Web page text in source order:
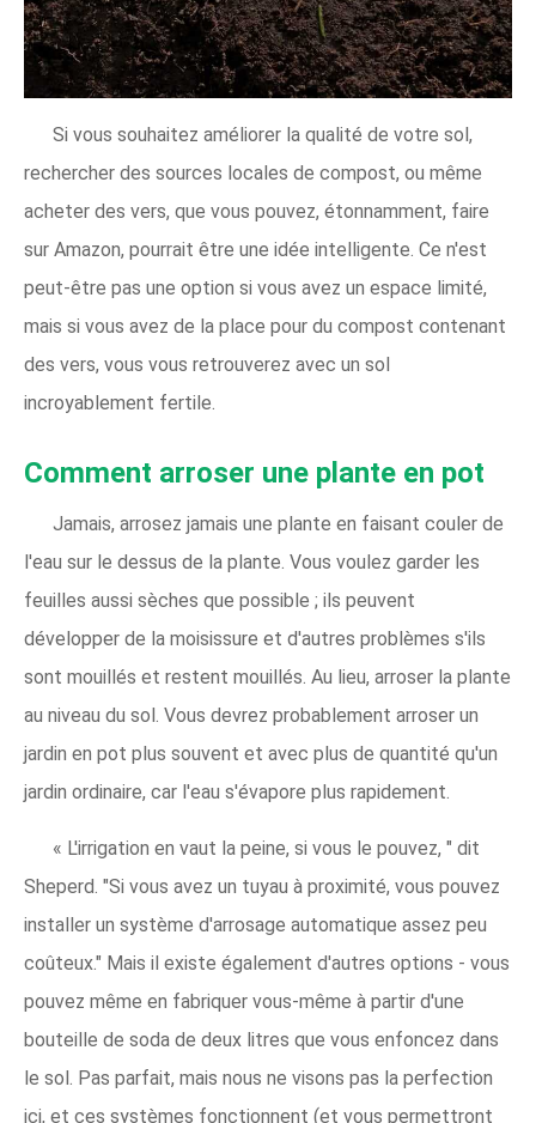
Si vous souhaitez améliorer la qualité de votre sol,
rechercher des sources locales de compost, ou même
acheter des vers, que vous pouvez, étonnamment, faire
sur Amazon, pourrait être une idée intelligente. Ce n'est
peut-être pas une option si vous avez un espace limité,
mais si vous avez de la place pour du compost contenant
des vers, vous vous retrouverez avec un sol
incroyablement fertile.
Comment arroser une plante en pot
Jamais, arrosez jamais une plante en faisant couler de
l'eau sur le dessus de la plante. Vous voulez garder les
feuilles aussi sèches que possible ; ils peuvent
développer de la moisissure et d'autres problèmes s'ils
sont mouillés et restent mouillés. Au lieu, arroser la plante
au niveau du sol. Vous devrez probablement arroser un
jardin en pot plus souvent et avec plus de quantité qu'un
jardin ordinaire, car l'eau s'évapore plus rapidement.
« L'irrigation en vaut la peine, si vous le pouvez, " dit
Sheperd. "Si vous avez un tuyau à proximité, vous pouvez
installer un système d'arrosage automatique assez peu
coûteux." Mais il existe également d'autres options - vous
pouvez même en fabriquer vous-même à partir d'une
bouteille de soda de deux litres que vous enfoncez dans
le sol. Pas parfait, mais nous ne visons pas la perfection
ici, et ces systèmes fonctionnent (et vous permettront